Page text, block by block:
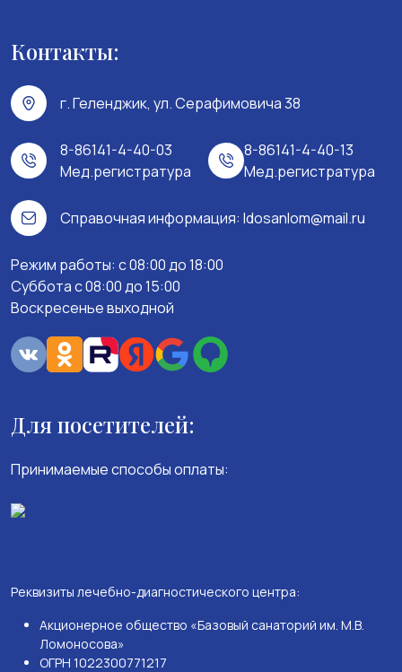
Контакты:
г. Геленджик, ул. Серафимовича 38
8-86141-4-40-03
Мед.регистратура
8-86141-4-40-13
Мед.регистратура
Справочная информация: ldosanlom@mail.ru
Режим работы: c 08:00 до 18:00
Суббота с 08:00 до 15:00
Воскресенье выходной
Для посетителей:
Принимаемые способы оплаты:
Реквизиты лечебно-диагностического центра:
Акционерное общество «Базовый санаторий им. М.В.
Ломоносова»
ОГРН 1022300771217